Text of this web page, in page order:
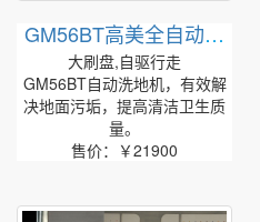
GM56BT高美全自动洗
地机|手推式大刷盘洗地
机
大刷盘,自驱行走
GM56BT自动洗地机，有效解
决地面污垢，提高清洁卫生质
量。
售价：￥21900